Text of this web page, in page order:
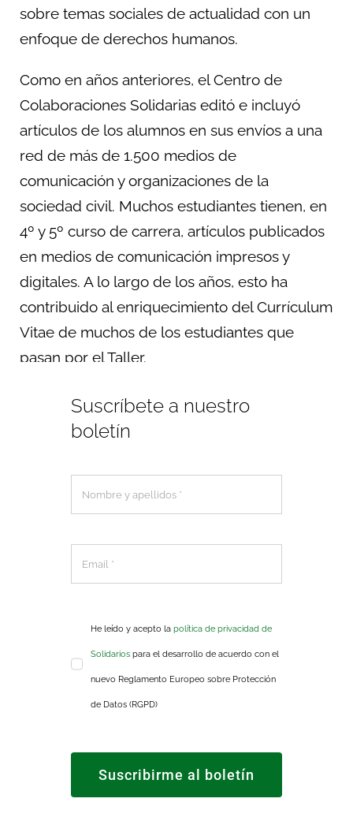
sobre temas sociales de actualidad con un
enfoque de derechos humanos.
Como en años anteriores, el Centro de
Colaboraciones Solidarias editó e incluyó
artículos de los alumnos en sus envíos a una
red de más de 1.500 medios de
comunicación y organizaciones de la
sociedad civil. Muchos estudiantes tienen, en
4º y 5º curso de carrera, artículos publicados
en medios de comunicación impresos y
digitales. A lo largo de los años, esto ha
contribuido al enriquecimiento del Currículum
Vitae de muchos de los estudiantes que
pasan por el Taller.
Suscríbete a nuestro
boletín
He leído y acepto lapolítica de privacidad de
Solidarios para el desarrollo de acuerdo con el
nuevo Reglamento Europeo sobre Protección
de Datos (RGPD)
Suscribirme al boletín